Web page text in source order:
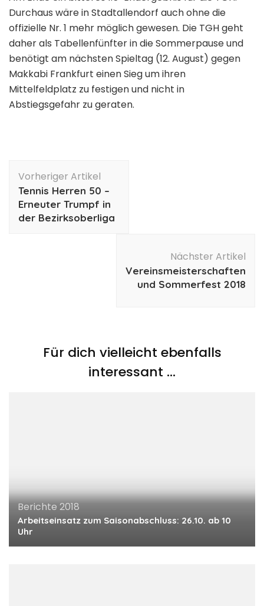
Durchaus wäre in Stadtallendorf auch ohne die
offizielle Nr. 1 mehr möglich gewesen. Die TGH geht
daher als Tabellenfünfter in die Sommerpause und
benötigt am nächsten Spieltag (12. August) gegen
Makkabi Frankfurt einen Sieg um ihren
Mittelfeldplatz zu festigen und nicht in
Abstiegsgefahr zu geraten.
Vorheriger Artikel
Tennis Herren 50 –
Erneuter Trumpf in
der Bezirksoberliga
Nächster Artikel
Vereinsmeisterschaften
und Sommerfest 2018
Für dich vielleicht ebenfalls
interessant …
Berichte 2018
Arbeitseinsatz zum Saisonabschluss: 26.10. ab 10
Uhr